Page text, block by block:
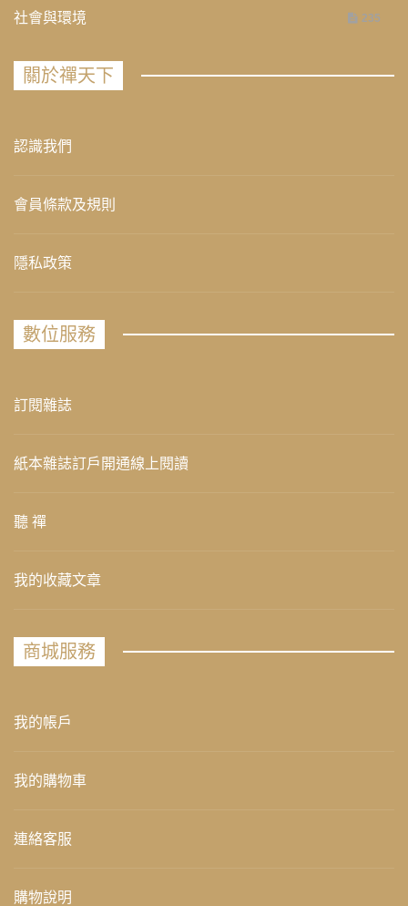
社會與環境 235
關於禪天下
認識我們
會員條款及規則
隱私政策
數位服務
訂閱雜誌
紙本雜誌訂戶開通線上閱讀
聽 禪
我的收藏文章
商城服務
我的帳戶
我的購物車
連絡客服
購物說明